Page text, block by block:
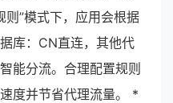
则”模式下，应用会根据
库：CN直连，其他代
能分流。合理配置规则
度并节省代理流量。 *